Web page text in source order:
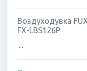
Воздуходувка
FX-LBS126P
....